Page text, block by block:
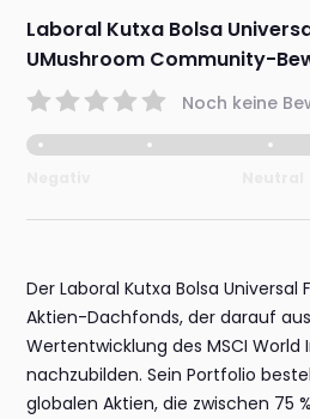
Laboral Kutxa Bolsa
UMushroom Community-
Noch keine
Der Laboral Kutxa Bolsa
Aktien-Dachfonds, der darauf
Wertentwicklung des MSCI World
nachzubilden. Sein Portfolio
globalen Aktien, die zwischen 75